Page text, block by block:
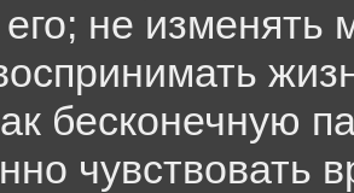
его; не изменять
бесконечную
чувствовать